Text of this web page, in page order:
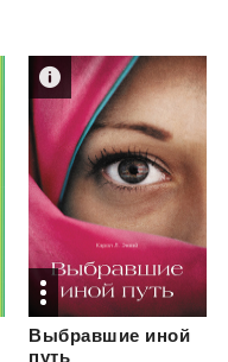
Выбравшие иной
путь